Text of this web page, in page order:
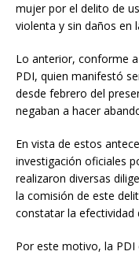
mujer por el delito de
violenta y sin daños en
Lo anterior, conforme
PDI, quien manifestó
desde febrero del
negaban a hacer
En vista de estos
investigación oficiales
realizaron diversas
la comisión de este
constatar la efectividad
Por este motivo, la